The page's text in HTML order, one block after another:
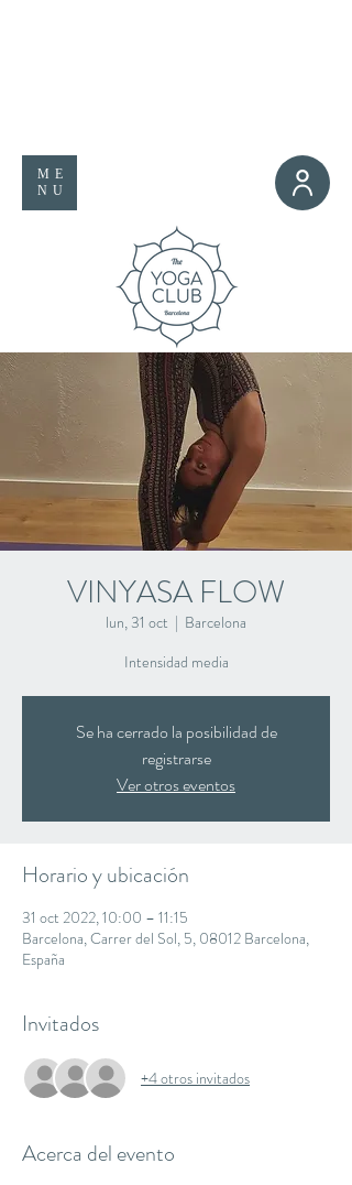
ME
NU
VINYASA FLOW
lun, 31 oct
  |
Barcelona
Intensidad media
Se ha cerrado la posibilidad de
registrarse
Ver otros eventos
Horario y ubicación
31 oct 2022, 10:00 – 11:15
Barcelona, Carrer del Sol, 5, 08012 Barcelona,
España
Invitados
+4 otros invitados
Acerca del evento